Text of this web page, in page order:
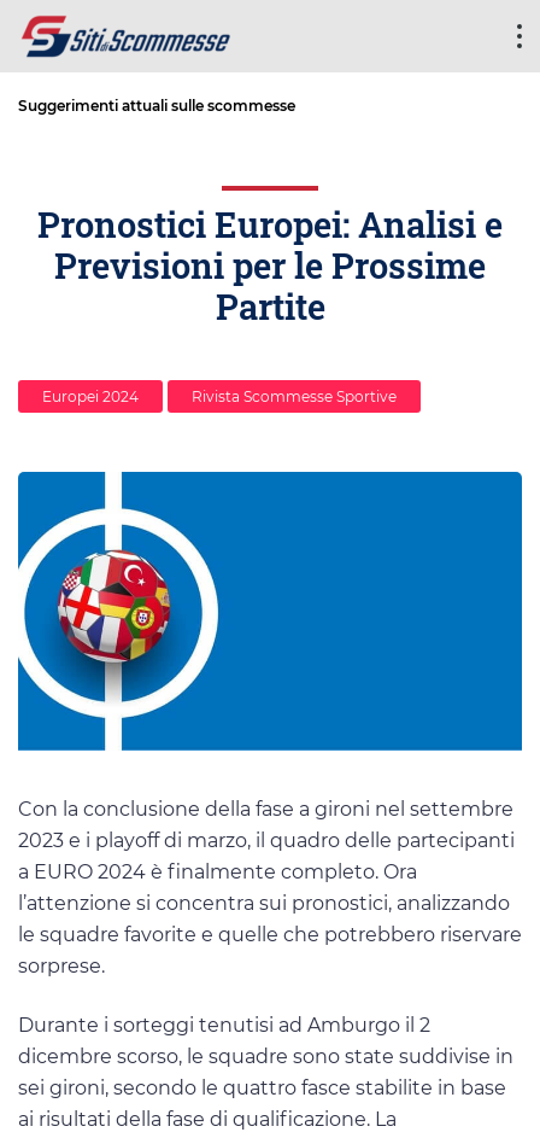
Suggerimenti attuali sulle scommesse
Pronostici Europei: Analisi e
Previsioni per le Prossime
Partite
Europei 2024 Rivista Scommesse Sportive
Con la conclusione della fase a gironi nel settembre
2023 e i playoff di marzo, il quadro delle partecipanti
a EURO 2024 è finalmente completo. Ora
l’attenzione si concentra sui pronostici, analizzando
le squadre favorite e quelle che potrebbero riservare
sorprese.
Durante i sorteggi tenutisi ad Amburgo il 2
dicembre scorso, le squadre sono state suddivise in
sei gironi, secondo le quattro fasce stabilite in base
ai risultati della fase di qualificazione. La